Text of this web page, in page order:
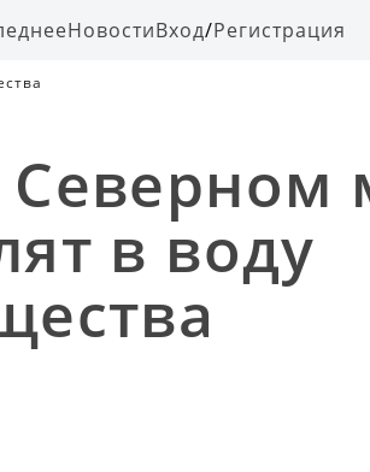
НовостиВход/Регистрация
в воду